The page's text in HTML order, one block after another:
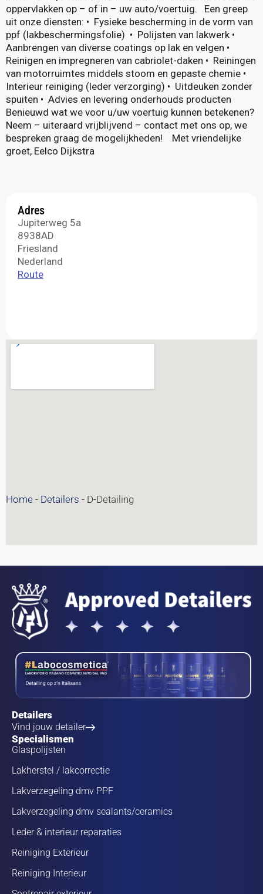
oppervlakken op – of in – uw auto/voertuig. Een greep
uit onze diensten: •⁠ ⁠Fysieke bescherming in de vorm van
ppf (lakbeschermingsfolie) •⁠ ⁠Polijsten van lakwerk •⁠
⁠Aanbrengen van diverse coatings op lak en velgen •⁠
⁠Reinigen en impregneren van cabriolet-daken •⁠ ⁠Reiningen
van motorruimtes middels stoom en gepaste chemie •⁠
⁠Interieur reiniging (leder verzorging) •⁠ ⁠Uitdeuken zonder
spuiten •⁠ ⁠Advies en levering onderhouds producten
Benieuwd wat we voor u/uw voertuig kunnen betekenen?
Neem – uiteraard vrijblijvend – contact met ons op, we
bespreken graag de mogelijkheden! Met vriendelijke
groet, Eelco Dijkstra
Adres
Jupiterweg 5a
8938AD
Friesland
Nederland
Route
Home - Detailers - D-Detailing
Detailers
Vind jouw detailer
Specialismen
Glaspolijsten
Lakherstel / lakcorrectie
Lakverzegeling dmv PPF
Lakverzegeling dmv sealants/ceramics
Leder & interieur reparaties
Reiniging Exterieur
Reiniging Interieur